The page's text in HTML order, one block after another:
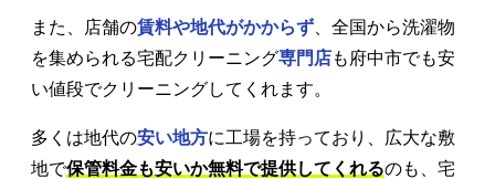
また、店舗の賃料や地代がかからず 、全国から洗濯物
を集められる宅配クリーニング専門店も府中市でも安
い値段でクリーニングしてくれます。
多くは地代の安い地方に工場を持っており、広大な敷
地で保管料金も安いか無料で提供してくれるのも、宅